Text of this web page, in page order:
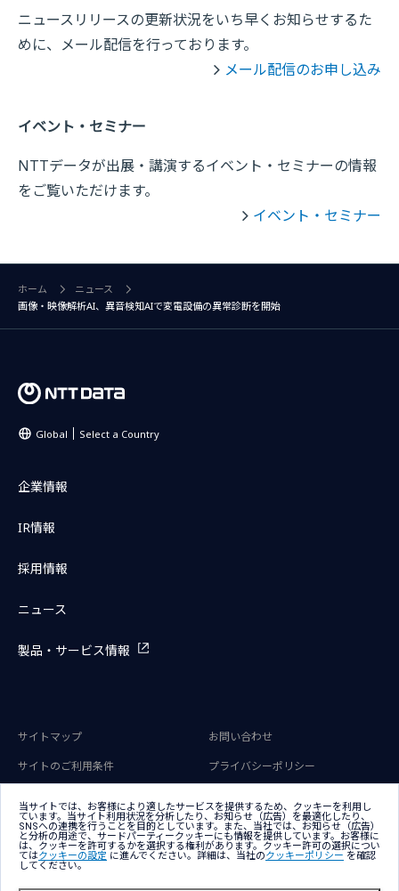
ニュースリリースの更新状況をいち早くお知らせするた
めに、メール配信を行っております。
メール配信のお申し込み
イベント・セミナー
NTTデータが出展・講演するイベント・セミナーの情報
をご覧いただけます。
イベント・セミナー
ホーム
ニュース
画像・映像解析AI、異音検知AIで変電設備の異常診断を開始
Global Select a Country
企業情報
IR情報
採用情報
ニュース
製品・サービス情報
サイトマップ
お問い合わせ
サイトのご利用条件
プライバシーポリシー
クッキー（Cookie）プリファレン
ス
当サイトでは、お客様により適したサービスを提供するため、クッキーを利用し
ています。当サイト利用状況を分析したり、お知らせ（広告）を最適化したり、
SNSへの連携を行うことを目的としています。また、当社では、お知らせ（広告）
と分析の用途で、サードパーティークッキーにも情報を提供しています。お客様に
は、クッキーを許可するかを選択する権利があります。クッキー許可の選択につい
てはクッキーの設定 に進んでください。詳細は、当社のクッキーポリシー を確認
してください。